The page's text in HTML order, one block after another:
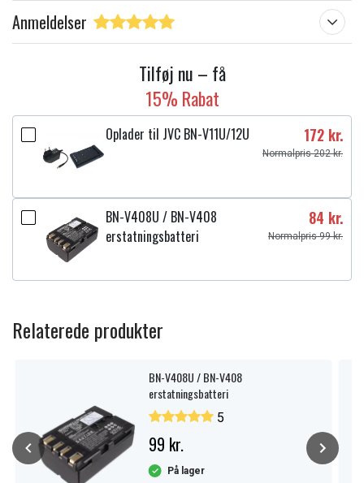
Anmeldelser
Tilføj nu – få
15% Rabat
Oplader til JVC BN-V11U/12U 172 kr.
Normalpris 202 kr.
BN-V408U / BN-V408
erstatningsbatteri
84 kr.
Normalpris 99 kr.
Relaterede produkter
BN-V408U / BN-V408
erstatningsbatteri
5
99 kr.
På lager